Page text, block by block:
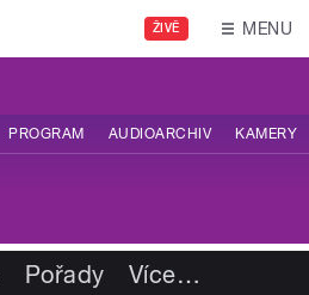
ŽIVĚ MENU
PROGRAM AUDIOARCHIV KAMERY
Pořady Více…